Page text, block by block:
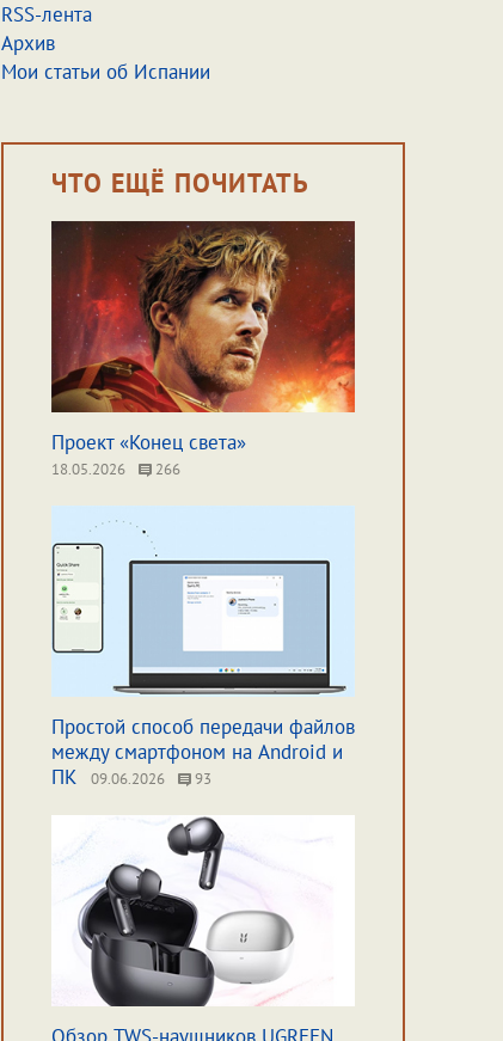
RSS-лента
Архив
Мои статьи об Испании
ЧТО ЕЩЁ ПОЧИТАТЬ
Проект «Конец света»
18.05.2026 266
Простой способ передачи файлов
между смартфоном на Android и
ПК
09.06.2026 93